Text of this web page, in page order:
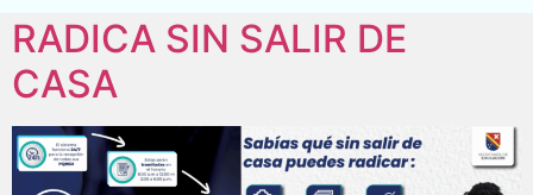
RADICA SIN SALIR DE
CASA